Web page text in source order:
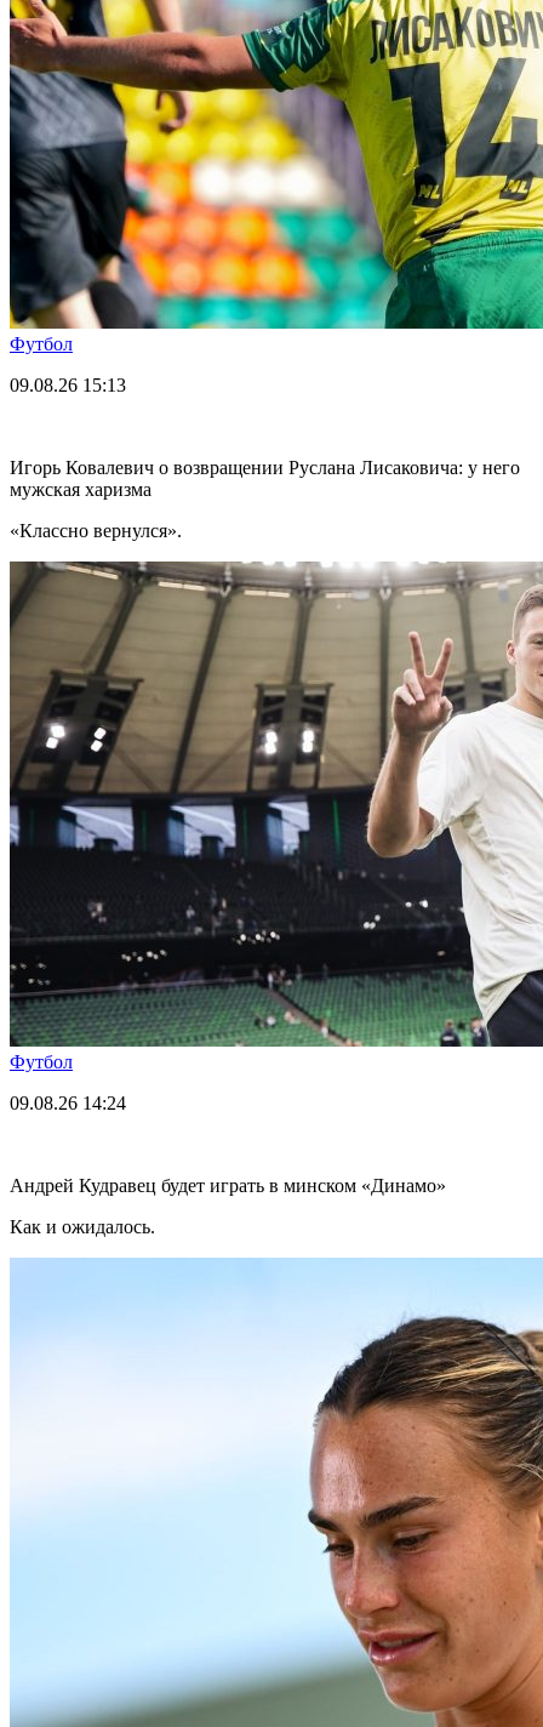
Футбол
09.08.26 15:13
Игорь Ковалевич о возвращении Руслана Лисаковича: у него
мужская харизма
«Классно вернулся».
Футбол
09.08.26 14:24
Андрей Кудравец будет играть в минском «Динамо»
Как и ожидалось.